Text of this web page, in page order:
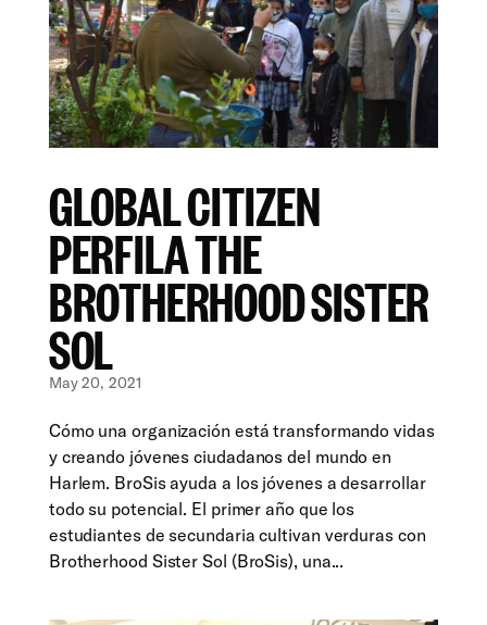
GLOBAL CITIZEN
PERFILA THE
BROTHERHOOD SISTER
SOL
May 20, 2021
Cómo una organización está transformando vidas
y creando jóvenes ciudadanos del mundo en
Harlem. BroSis ayuda a los jóvenes a desarrollar
todo su potencial. El primer año que los
estudiantes de secundaria cultivan verduras con
Brotherhood Sister Sol (BroSis), una...